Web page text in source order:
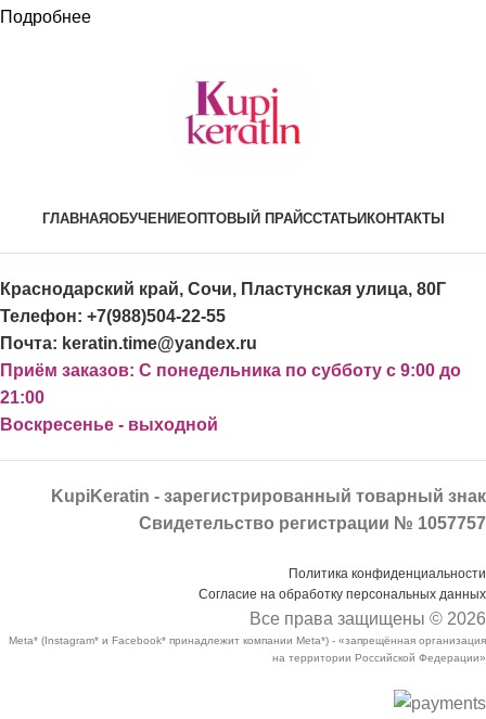
Подробнее
ГЛАВНАЯОБУЧЕНИЕОПТОВЫЙ ПРАЙССТАТЬИ КОНТАКТЫ
Краснодарский край, Сочи, Пластунская улица, 80Г
Телефон: +7(988)504-22-55
Почта: keratin.time@yandex.ru
Приём заказов: С понедельника по субботу с 9:00 до
21:00
Воскресенье - выходной
KupiKeratin - зарегистрированный товарный знак
Свидетельство регистрации № 1057757
Политика конфиденциальности
Согласие на обработку персональных данных
Все права защищены © 2026
Meta* (Instagram* и Facebook* принадлежит компании Meta*) - «запрещённая организация
на территории Российской Федерации»